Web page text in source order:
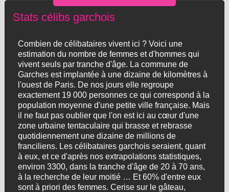
Stats célibs garchois
Combien de célibataires vivent ici ? Voici une
estimation du nombre de femmes et d'hommes qui
vivent seuls par tranche d'âge. La commune de
Garches est implantée à une dizaine de kilomètres à
l'ouest de Paris. De nos jours elle regroupe
exactement 19 000 personnes ce qui correspond à la
population moyenne d'une petite ville française. Mais
il ne faut pas oublier que l'on est ici au cœur d'une
zone urbaine tentaculaire qui brasse et rebrasse
quotidiennement une dizaine de millions de
franciliens. Les célibataires garchois seraient, quant
à eux, et ce d'après nos extrapolations statistiques,
environ 3300, dans la tranche d'âge de 20 à 70 ans,
à la recherche de leur moitié … Et 60% d'entre eux
sont à priori des femmes. Cerise sur le gâteau,